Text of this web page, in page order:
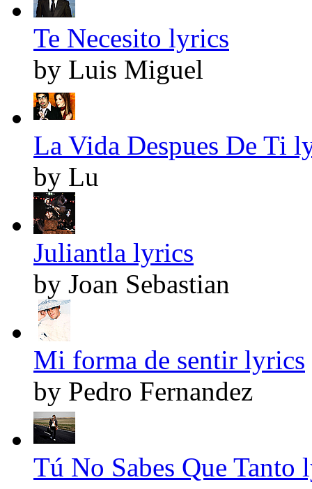
Te Necesito lyrics
by Luis Miguel
La Vida Despues De Ti
by Lu
Juliantla lyrics
by Joan Sebastian
Mi forma de sentir lyrics
by Pedro Fernandez
Tú No Sabes Que Tanto